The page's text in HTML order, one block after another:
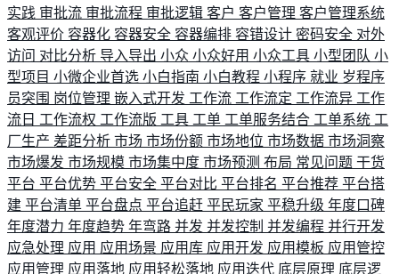
实践 审批流 审批流程 审批逻辑 客户 客户管理 客户管理系统
客观评价 容器化 容器安全 容器编排 容错设计 密码安全 对外
访问 对比分析 导入导出 小众 小众好用 小众工具 小型团队 小
型项目 小微企业首选 小白指南 小白教程 小程序 就业 岁程序
员突围 岗位管理 嵌入式开发 工作流 工作流定 工作流异 工作
流日 工作流权 工作流版 工具 工单 工单服务结合 工单系统 工
厂生产 差距分析 市场 市场份额 市场地位 市场数据 市场洞察
市场爆发 市场规模 市场集中度 市场预测 布局 常见问题 干货
平台 平台优势 平台安全 平台对比 平台排名 平台推荐 平台搭
建 平台清单 平台盘点 平台追赶 平民玩家 平稳升级 年度口碑
年度潜力 年度趋势 年弯路 并发 并发控制 并发编程 并行开发
应急处理 应用 应用场景 应用库 应用开发 应用模板 应用管控
应用管理 应用落地 应用轻松落地 应用迭代 底层原理 底层逻